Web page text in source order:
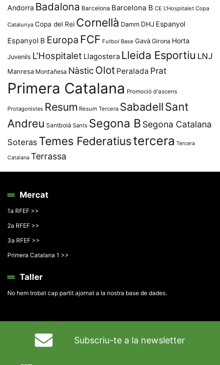
Andorra Badalona Barcelona Barcelona B CE L'Hospitalet Copa
Catalunya Copa del Rei Cornellà Damm DHJ Espanyol
Espanyol B Europa FCF Futbol Base Gavà Girona Horta
Juvenils L'Hospitalet Llagostera Lleida Esportiu LNJ
Manresa Montañesa Nàstic Olot Peralada Prat
Primera Catalana Promoció d'ascens
Protagonistes Resum Resum Tercera SabadellSant
Andreu Santboià Sants Segona B Segona Catalana
Soteras Temes Federatiustercera Tercera
Catalana Terrassa
Mercat
1a RFEF >>
2a RFEF >>
3a RFEF >>
Primera Catalana 1 >>
Taller
No hem trobat cap partit ajornat a la nostra base de dades.
Subscriu-te a la newsletter